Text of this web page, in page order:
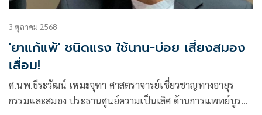
3 ตุลาคม 2568
'ยาแก้แพ้' ชนิดแรง ใช้นาน-บ่อย เสี่ยงสมอง
เสื่อม!
ศ.นพ.ธีระวัฒน์ เหมะจุฑา ศาสตราจารย์เชี่ยวชาญทางอายุร
กรรมและสมอง ประธานศูนย์ความเป็นเลิศ ด้านการแพทย์บูรณ